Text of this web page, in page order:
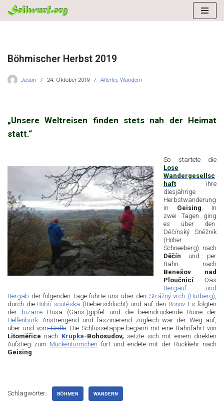
Böhmischer Herbst 2019
Jason 24. Oktober 2019 Allerlei, Wandern
„Unsere Weltreisen finden stets nah der Heimat
statt.“
So startete die
Lose
Wandergesellsc
haft ihre
diesjährige
Herbstwanderung
in Geising. In
zwei Tagen ging
es über den
Děčínský Sněžník
(Hoher
Schneeberg) nach
Děčín und per
Bahn nach
Benešov nad
Ploučnicí. Das
Bergauf und
Bergab der folgenden Tage führte uns über den Strážný vrch (Hutberg),
durch die Bobří soutěska (Bieberschlucht) und auf den Ronov. Es folgten
der bizarre Husa (Gans-)gipfel und die beeindruckende Ruine der
Helfenburk. Anstrengend und faszinierend zugleich war der Weg auf,
über und vomSedlo. Die Schlussetappe begann mit eine Bahnfahrt von
Litoměřice nach Krupka-Bohosudov, setzte sich mit einem direkten
Aufstieg zum Mückentürmchen fort und endete mit der Rückkehr nach
Geising.
Schlagwörter: BÖHMEN WANDERN